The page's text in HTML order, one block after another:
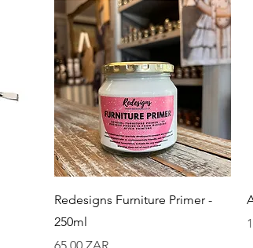
Schnellansicht
Redesigns Furniture Primer -
250ml
Preis
65,00 ZAR